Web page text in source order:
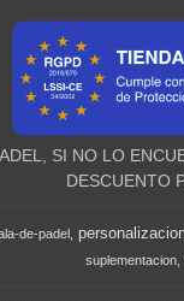
SI NO LO
DESCUENTO
de-padel
suplementacion